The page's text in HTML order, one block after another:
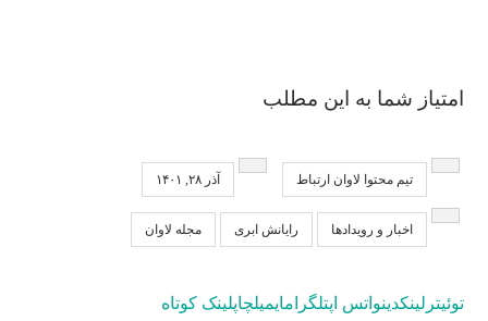
امتیاز شما به این مطلب
تیم محتوا لاوان ارتباط آذر ۲۸, ۱۴۰۱
اخبار و رویدادها رایانش ابری مجله لاوان
توئیتر لینکدینواتس اپتلگرامایمیلچاپلینک کوتاه